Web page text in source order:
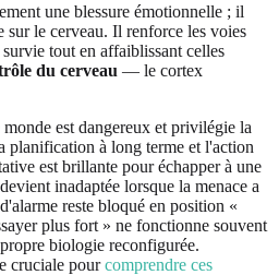
une blessure émotionnelle ; il
sur le cerveau. Il renforce les voies
tout en affaiblissant celles
du cerveau — le cortex
est dangereux et privilégie la
planification à long terme et l'action
est brillante pour échapper à une
inadaptée lorsque la menace a
reste bloqué en position «
plus fort » ne fonctionne souvent
biologie reconfigurée.
cruciale pourcomprendre ces